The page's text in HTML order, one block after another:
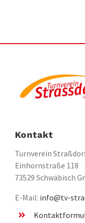
Kontakt
Turnverein Straßdorf
Einhornstraße 118
73529 Schwäbisch
E-Mail: info@tv-